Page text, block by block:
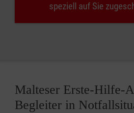
speziell auf Sie
Malteser Erste-Hilfe-
Begleiter in